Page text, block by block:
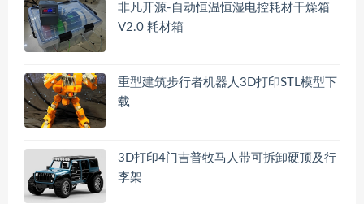
非凡开源-自动恒温恒湿电控耗材干燥箱
V2.0 耗材箱
重型建筑步行者机器人3D打印STL模型下
载
3D打印4门吉普牧马人带可拆卸硬顶及行
李架